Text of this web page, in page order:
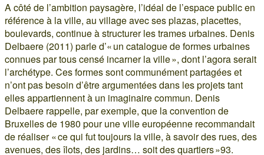
A côté de l’ambition paysagère, l’idéal de l’espace public en
référence à la ville, au village avec ses plazas, placettes,
boulevards, continue à structurer les trames urbaines. Denis
Delbaere (2011) parle d’« un catalogue de formes urbaines
connues par tous censé incarner la ville », dont l’agora serait
l’archétype. Ces formes sont communément partagées et
n’ont pas besoin d’être argumentées dans les projets tant
elles appartiennent à un imaginaire commun. Denis
Delbaere rappelle, par exemple, que la convention de
Bruxelles de 1980 pour une ville européenne recommandait
de réaliser « ce qui fut toujours la ville, à savoir des rues, des
avenues, des îlots, des jardins… soit des quartiers »93.